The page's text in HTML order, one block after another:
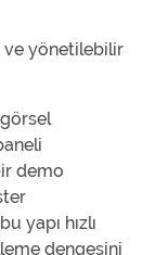
ve yönetilebilir
demo
yapı hızlı
dengesini